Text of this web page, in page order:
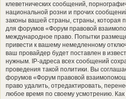
клеветнических сообщений,
национальной розни и прочих
законы вашей страны, страны, которая
для форумов «Форум правовой
международное право. Попытки
привести к вашему немедленному
ваш провайдер будет поставлен в
нужным. IP-адреса всех сообщений
проведения такой политики. Вы
форумов «Форум правовой
право удалить, отредактировать,
любое время по своему усмотрению.